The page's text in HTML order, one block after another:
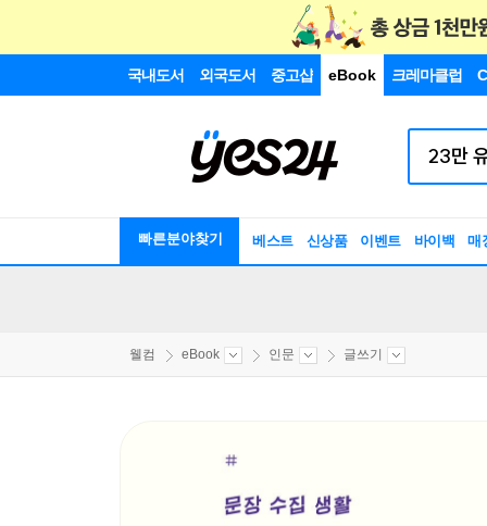
국내도서 외국도서 중고샵 eBook 크레마클럽
빠른분야찾기 베스트 신상품 이벤트 바이백 매
웰컴 eBook 인문 글쓰기